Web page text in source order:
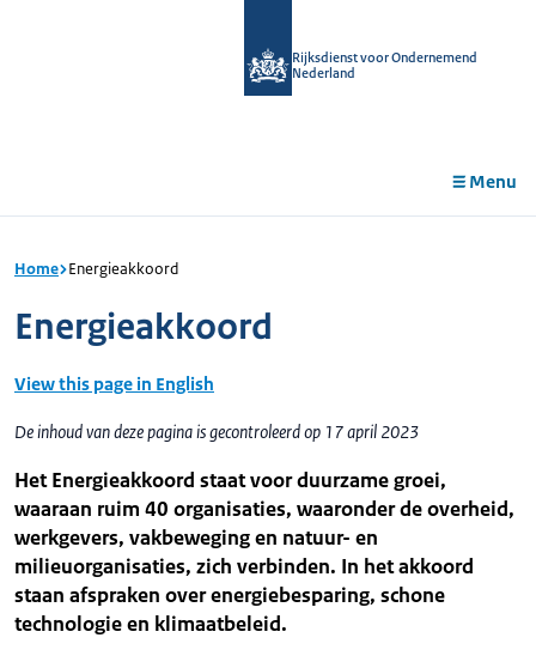
Rijksdienst voor Ondernemend
Nederland
Menu
Home Energieakkoord
Energieakkoord
View this page in English
De inhoud van deze pagina is gecontroleerd op 17 april 2023
Het Energieakkoord staat voor duurzame groei,
waaraan ruim 40 organisaties, waaronder de overheid,
werkgevers, vakbeweging en natuur- en
milieuorganisaties, zich verbinden. In het akkoord
staan afspraken over energiebesparing, schone
technologie en klimaatbeleid.